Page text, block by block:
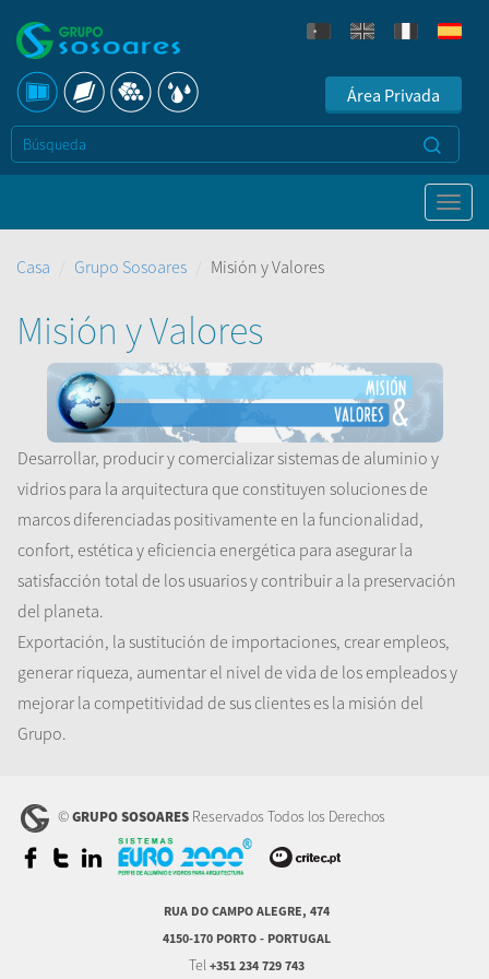
Área Privada
Casa Grupo Sosoares Misión y Valores
Misión y Valores
Desarrollar, producir y comercializar sistemas de aluminio y
vidrios para la arquitectura que constituyen soluciones de
marcos diferenciadas positivamente en la funcionalidad,
confort, estética y eficiencia energética para asegurar la
satisfacción total de los usuarios y contribuir a la preservación
del planeta.
Exportación, la sustitución de importaciones, crear empleos,
generar riqueza, aumentar el nivel de vida de los empleados y
mejorar la competitividad de sus clientes es la misión del
Grupo.
©GRUPO SOSOARES Reservados Todos los Derechos
RUA DO CAMPO ALEGRE, 474
4150-170 PORTO - PORTUGAL
Tel +351 234 729 743